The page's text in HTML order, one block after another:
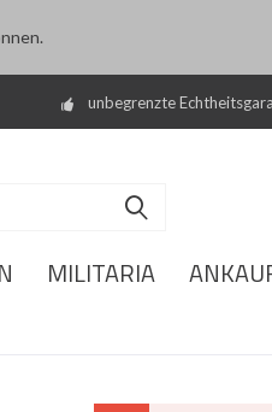
unbegrenzte
MILITARIA